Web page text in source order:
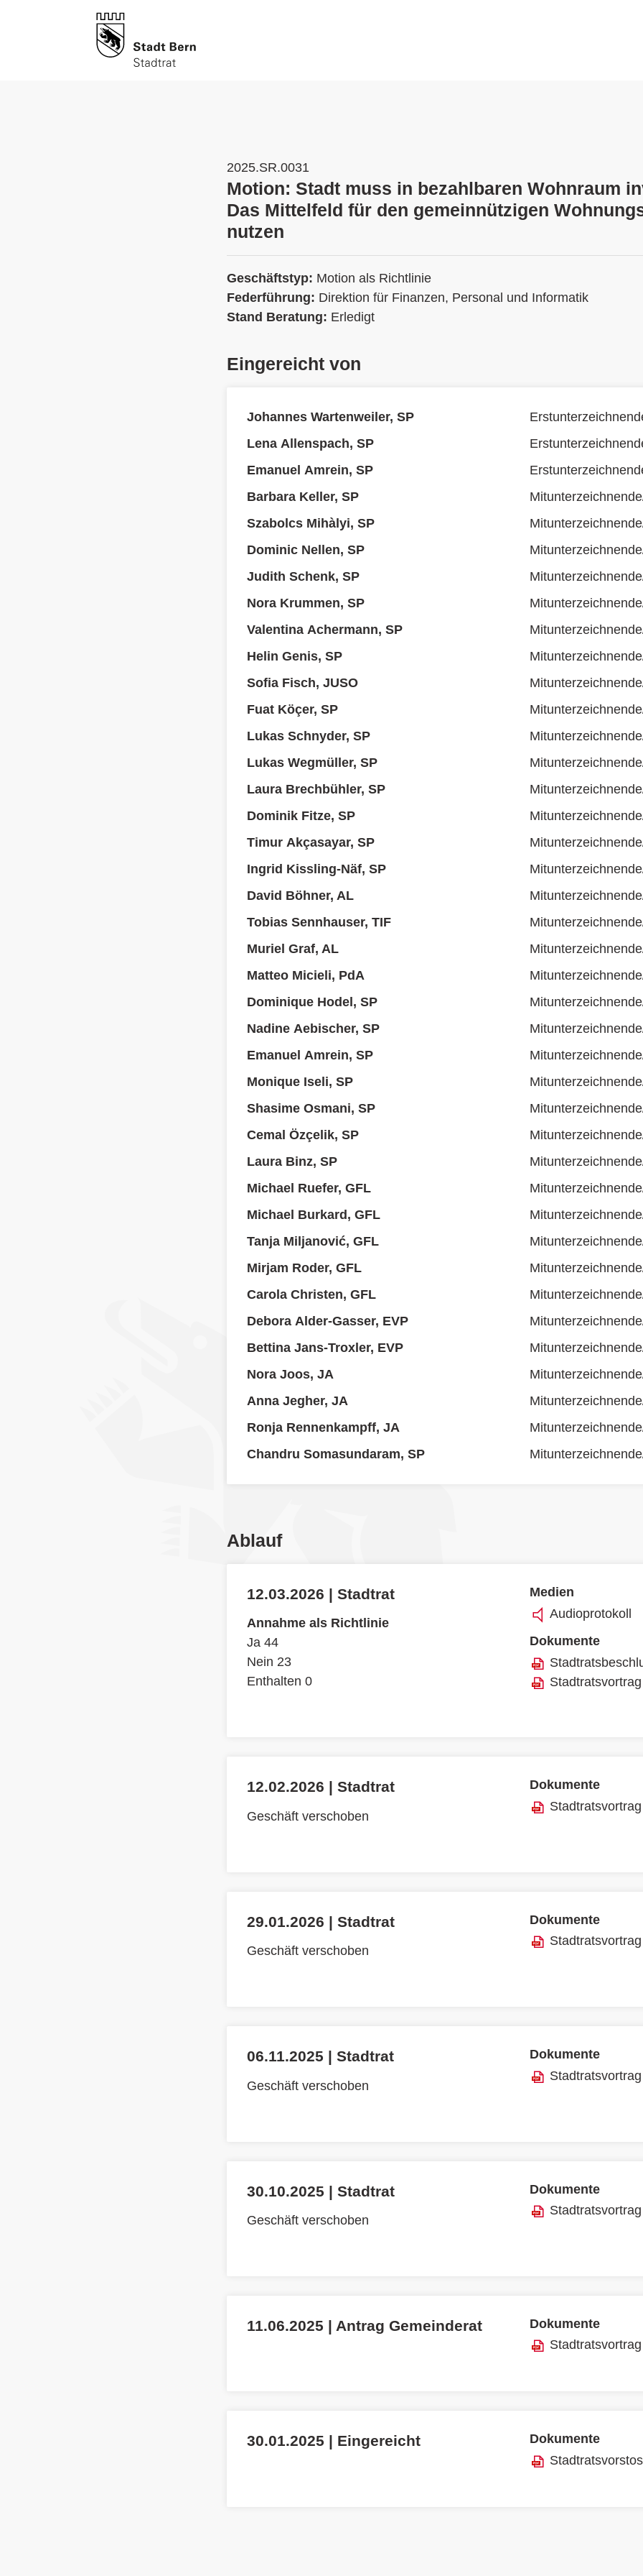
2025.SR.0031
Motion: Stadt muss in bezahlbaren Wohnraum
Das Mittelfeld für den gemeinnützigen
nutzen
Geschäftstyp: Motion als Richtlinie
Federführung: Direktion für Finanzen, Personal und Informatik
Stand Beratung: Erledigt
Eingereicht von
Johannes Wartenweiler, SP
Lena Allenspach, SP
Emanuel Amrein, SP
Barbara Keller, SP
Szabolcs Mihàlyi, SP
Dominic Nellen, SP
Judith Schenk, SP
Nora Krummen, SP
Valentina Achermann, SP
Helin Genis, SP
Sofia Fisch, JUSO
Fuat Köçer, SP
Lukas Schnyder, SP
Lukas Wegmüller, SP
Laura Brechbühler, SP
Dominik Fitze, SP
Timur Akçasayar, SP
Ingrid Kissling-Näf, SP
David Böhner, AL
Tobias Sennhauser, TIF
Muriel Graf, AL
Matteo Micieli, PdA
Dominique Hodel, SP
Nadine Aebischer, SP
Emanuel Amrein, SP
Monique Iseli, SP
Shasime Osmani, SP
Cemal Özçelik, SP
Laura Binz, SP
Michael Ruefer, GFL
Michael Burkard, GFL
Tanja Miljanović, GFL
Mirjam Roder, GFL
Carola Christen, GFL
Debora Alder-Gasser, EVP
Bettina Jans-Troxler, EVP
Nora Joos, JA
Anna Jegher, JA
Ronja Rennenkampff, JA
Chandru Somasundaram, SP
Ablauf
12.03.2026 | Stadtrat
Annahme als Richtlinie
Ja 44
Nein 23
Enthalten 0
Medien
Audioprotokoll
Dokumente
Stadtratsvortrag
12.02.2026 | Stadtrat
Geschäft verschoben
Dokumente
Stadtratsvortrag
29.01.2026 | Stadtrat
Geschäft verschoben
Dokumente
Stadtratsvortrag
06.11.2025 | Stadtrat
Geschäft verschoben
Dokumente
Stadtratsvortrag
30.10.2025 | Stadtrat
Geschäft verschoben
Dokumente
Stadtratsvortrag
11.06.2025 | Antrag Gemeinderat
Dokumente
Stadtratsvortrag
30.01.2025 | Eingereicht
Dokumente